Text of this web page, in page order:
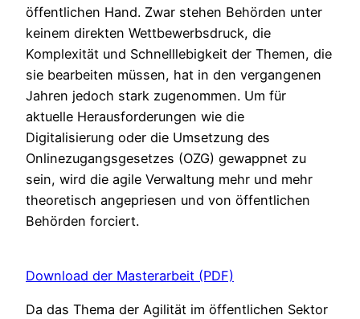
öffentlichen Hand. Zwar stehen Behörden unter
keinem direkten Wettbewerbsdruck, die
Komplexität und Schnelllebigkeit der Themen, die
sie bearbeiten müssen, hat in den vergangenen
Jahren jedoch stark zugenommen. Um für
aktuelle Herausforderungen wie die
Digitalisierung oder die Umsetzung des
Onlinezugangsgesetzes (OZG) gewappnet zu
sein, wird die agile Verwaltung mehr und mehr
theoretisch angepriesen und von öffentlichen
Behörden forciert.
Download der Masterarbeit (PDF)
Da das Thema der Agilität im öffentlichen Sektor